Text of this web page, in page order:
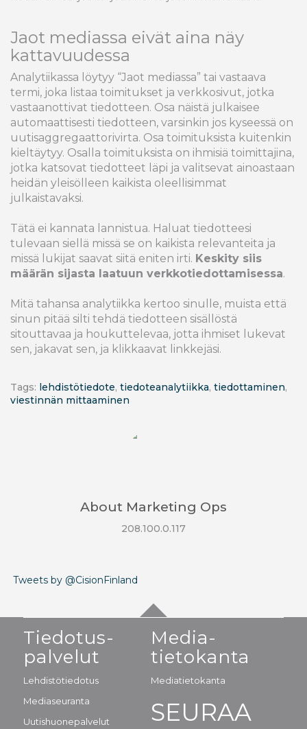
Jaot mediassa eivät aina näy
kattavuudessa
Analytiikassa löytyy “Jaot mediassa” tai vastaava
termi, joka listaa toimitukset ja verkkosivut, jotka
vastaanottivat tiedotteen. Osa näistä julkaisee
automaattisesti tiedotteen, varsinkin jos kyseessä on
uutisaggregaattorivirta. Osa toimituksista kuitenkin
kieltäytyy. Osalla toimituksista on ihmisiä toimittajina,
jotka katsovat tiedotteet läpi ja valitsevat ainoastaan
heidän yleisölleen kaikista oleellisimmat
julkaistavaksi.
Tätä ei kannata lannistua. Haluat tiedotteesi
tulevaan siellä missä se on kaikista relevanteita ja
missä lukijat saavat siitä eniten irti. Keskity siis
määrän sijasta laatuun verkkotiedottamisessa.
Mitä tahansa analytiikka kertoo sinulle, muista että
sinun pitää silti tehdä tiedotteen sisällöstä
sitouttavaa ja houkuttelevaa, jotta ihmiset lukevat
sen, jakavat sen, ja klikkaavat linkkejäsi.
Tags: lehdistötiedote, tiedoteanalytiikka, tiedottaminen,
viestinnän mittaaminen
About Marketing Ops
208.100.0.117
Tweets by @CisionFinland
Tiedotus-
palvelut
Lehdistötiedotus
Mediaseuranta
Uutishuonepalvelut
Media-
tietokanta
Mediatietokanta
SEURAA